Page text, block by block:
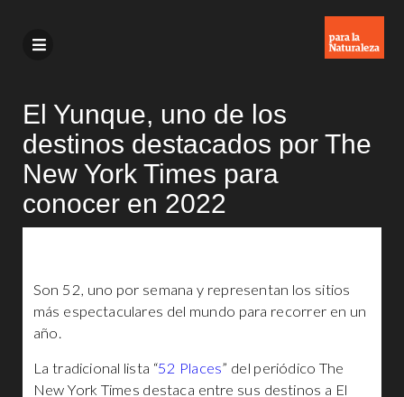
El Yunque, uno de los
destinos destacados por The
New York Times para
conocer en 2022
Son 52, uno por semana y representan los sitios
más espectaculares del mundo para recorrer en un
año.
La tradicional lista “52 Places” del periódico The
New York Times destaca entre sus destinos a El